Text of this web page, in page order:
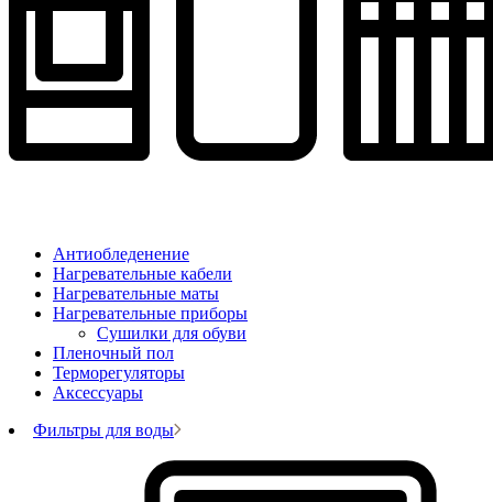
Антиобледенение
Нагревательные кабели
Нагревательные маты
Нагревательные приборы
Сушилки для обуви
Пленочный пол
Терморегуляторы
Аксессуары
Фильтры для воды